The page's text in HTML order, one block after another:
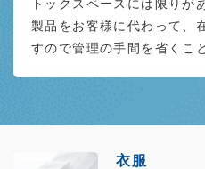
トックスペースには限りが
製品をお客様に代わって、
すので管理の手間を省くこ
衣服